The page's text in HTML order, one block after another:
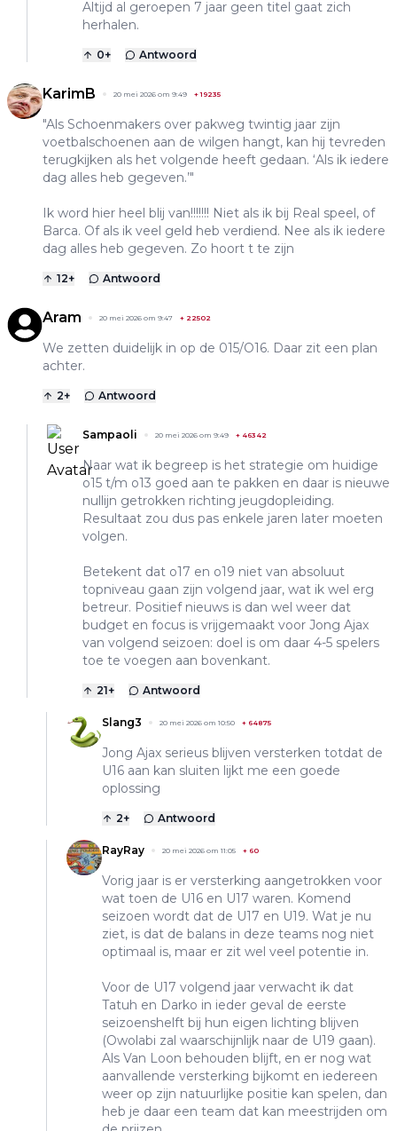
Altijd al geroepen 7 jaar geen titel gaat zich
herhalen.
0+ Antwoord
KarimB 20 mei 2026 om 9:49 +19235
"Als Schoenmakers over pakweg twintig jaar zijn
voetbalschoenen aan de wilgen hangt, kan hij tevreden
terugkijken als het volgende heeft gedaan. ‘Als ik iedere
dag alles heb gegeven.’"
Ik word hier heel blij van!!!!!!! Niet als ik bij Real speel, of
Barca. Of als ik veel geld heb verdiend. Nee als ik iedere
dag alles heb gegeven. Zo hoort t te zijn
12+ Antwoord
Aram 20 mei 2026 om 9:47 + 22502
We zetten duidelijk in op de 015/O16. Daar zit een plan
achter.
2+ Antwoord
Sampaoli 20 mei 2026 om 9:49 + 46342
Naar wat ik begreep is het strategie om huidige
o15 t/m o13 goed aan te pakken en daar is nieuwe
nullijn getrokken richting jeugdopleiding.
Resultaat zou dus pas enkele jaren later moeten
volgen.
Betekent dat o17 en o19 niet van absoluut
topniveau gaan zijn volgend jaar, wat ik wel erg
betreur. Positief nieuws is dan wel weer dat
budget en focus is vrijgemaakt voor Jong Ajax
van volgend seizoen: doel is om daar 4-5 spelers
toe te voegen aan bovenkant.
21+ Antwoord
Slang3 20 mei 2026 om 10:50 + 64875
Jong Ajax serieus blijven versterken totdat de
U16 aan kan sluiten lijkt me een goede
oplossing
2+ Antwoord
RayRay 20 mei 2026 om 11:05 + 60
Vorig jaar is er versterking aangetrokken voor
wat toen de U16 en U17 waren. Komend
seizoen wordt dat de U17 en U19. Wat je nu
ziet, is dat de balans in deze teams nog niet
optimaal is, maar er zit wel veel potentie in.
Voor de U17 volgend jaar verwacht ik dat
Tatuh en Darko in ieder geval de eerste
seizoenshelft bij hun eigen lichting blijven
(Owolabi zal waarschijnlijk naar de U19 gaan).
Als Van Loon behouden blijft, en er nog wat
aanvallende versterking bijkomt en iedereen
weer op zijn natuurlijke positie kan spelen, dan
heb je daar een team dat kan meestrijden om